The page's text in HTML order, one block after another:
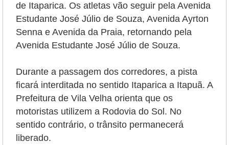
de Itaparica. Os atletas vão seguir pela Avenida
Estudante José Júlio de Souza, Avenida Ayrton
Senna e Avenida da Praia, retornando pela
Avenida Estudante José Júlio de Souza.
Durante a passagem dos corredores, a pista
ficará interditada no sentido Itaparica a Itapuã. A
Prefeitura de Vila Velha orienta que os
motoristas utilizem a Rodovia do Sol. No
sentido contrário, o trânsito permanecerá
liberado.